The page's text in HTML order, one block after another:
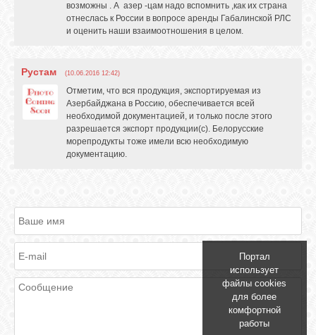
возможны . А азер -цам надо вспомнить ,как их страна
отнеслась к России в вопросе аренды Габалинской РЛС
и оценить наши взаимоотношения в целом.
Рустам (10.06.2016 12:42)
Отметим, что вся продукция, экспортируемая из
Азербайджана в Россию, обеспечивается всей
необходимой документацией, и только после этого
разрешается экспорт продукции(с). Белорусские
морепродукты тоже имели всю необходимую
документацию.
Портал
использует
файлы cookies
для более
комфортной
работы